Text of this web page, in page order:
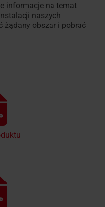
informacje na temat
naszych
żądany obszar i pobrać